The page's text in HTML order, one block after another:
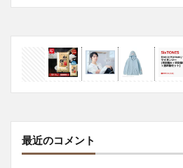
最近のコメント